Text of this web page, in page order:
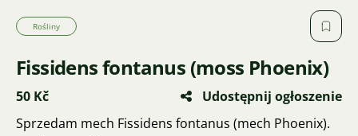
Rośliny
Fissidens fontanus (moss Phoenix)
50 Kč
Udostępnij ogłoszenie
Sprzedam mech Fissidens fontanus (mech Phoenix).